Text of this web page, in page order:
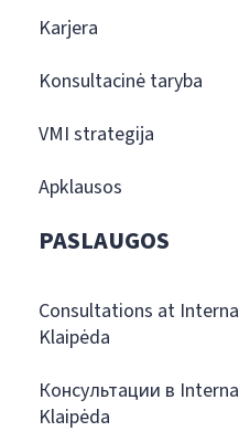
Karjera
Konsultacinė taryba
VMI strategija
Apklausos
PASLAUGOS
Consultations at
Klaipėda
Консультации в
Klaipėda